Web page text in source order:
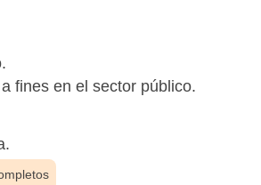
fines en el sector público.